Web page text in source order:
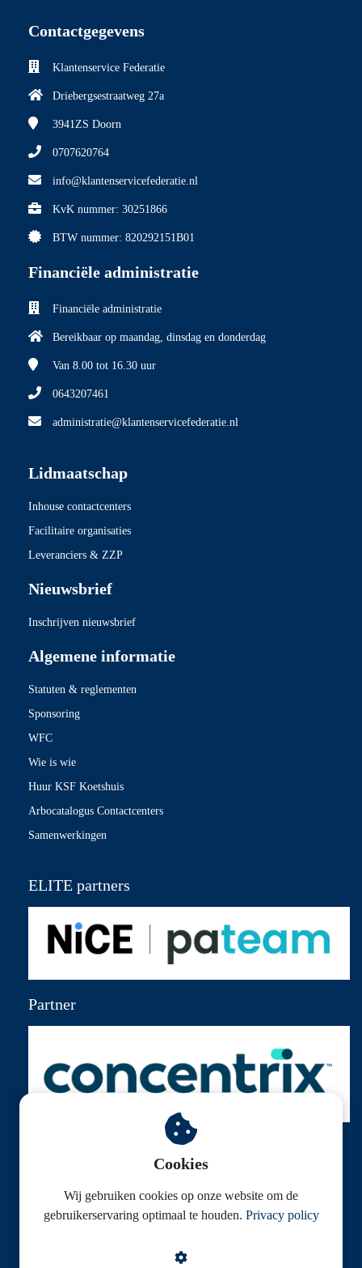
Contactgegevens
Klantenservice Federatie
Driebergsestraatweg 27a
3941ZS Doorn
0707620764
info@klantenservicefederatie.nl
KvK nummer: 30251866
BTW nummer: 820292151B01
Financiële administratie
Financiële administratie
Bereikbaar op maandag, dinsdag en donderdag
Van 8.00 tot 16.30 uur
0643207461
administratie@klantenservicefederatie.nl
Lidmaatschap
Inhouse contactcenters
Facilitaire organisaties
Leveranciers & ZZP
Nieuwsbrief
Inschrijven nieuwsbrief
Algemene informatie
Statuten & reglementen
Sponsoring
WFC
Wie is wie
Huur KSF Koetshuis
Arbocatalogus Contactcenters
Samenwerkingen
ELITE partners
Partner
© Klantenservice Federatie
Cookies
Wij gebruiken cookies op onze website om de
gebruikerservaring optimaal te houden. Privacy policy